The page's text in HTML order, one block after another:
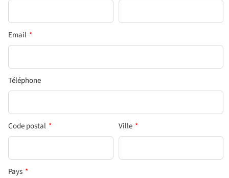
Email *
Téléphone
Code postal * Ville *
Pays *